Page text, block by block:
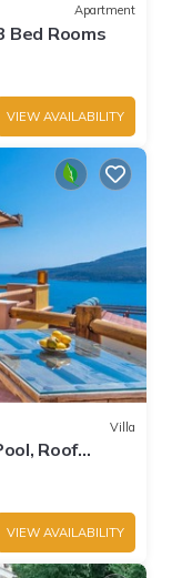
Apartment
Bed Rooms
VIEW AVAILABILITY
Villa
Roof
beach
VIEW AVAILABILITY